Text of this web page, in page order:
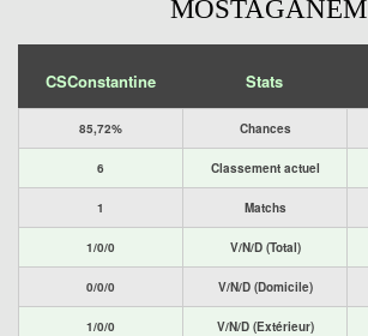
MOSTAGANEM
CSConstantine Stats
85,72% Chances
6 Classement actuel
1 Matchs
1/0/0 V/N/D (Total)
0/0/0 V/N/D (Domicile)
1/0/0 V/N/D (Extérieur)